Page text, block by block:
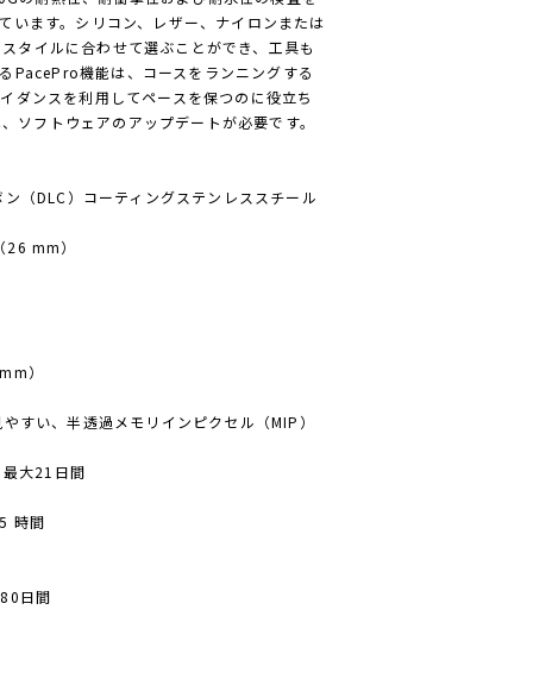
います。シリコン、レザー、ナイロンまたは
タイルに合わせて選ぶことができ、工具も
PacePro機能は、コースをランニングする
ダンスを利用してペースを保つのに役立ち
ソフトウェアのアップデートが必要です。
（DLC）コーティングステンレススチール
mm）
）
すい、半透過メモリインピクセル（MIP）
大21日間
時間
日間